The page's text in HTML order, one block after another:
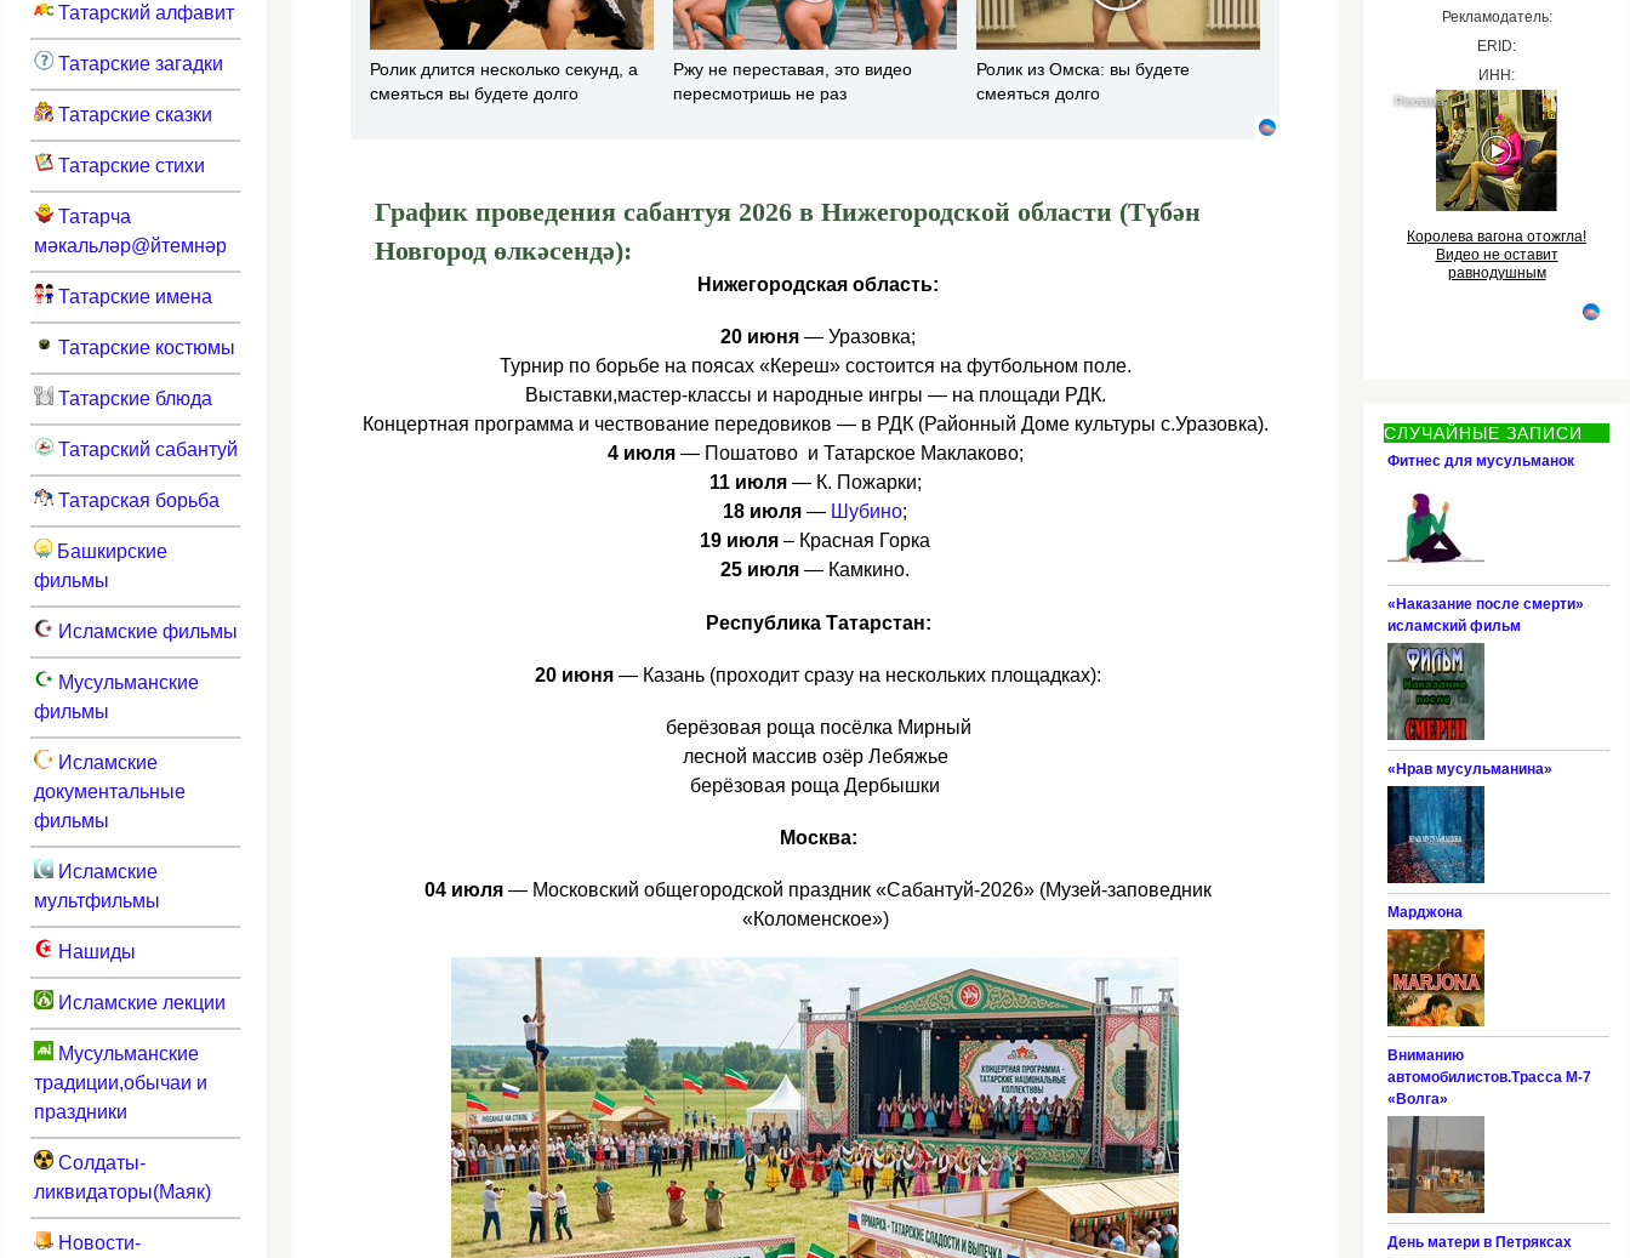
Ролик длится несколько секунд, а
смеяться вы будете долго
Ржу не переставая, это видео
пересмотришь не раз
Ролик из Омска: вы будете
смеяться долго
График проведения сабантуя 2026 в Нижегородской области (Түбән
Новгород өлкәсендә):
Нижегородская область:
20 июня — Уразовка;
Турнир по борьбе на поясах «Кереш» состоится на футбольном поле.
Выставки,мастер-классы и народные ингры — на площади РДК.
Концертная программа и чествование передовиков — в РДК (Районный Доме культуры с.Уразовка).
4 июля— Пошатово и Татарское Маклаково;
11 июля— К. Пожарки;
18 июля — Шубино;
⁠19 июля – Красная Горка
25 июля — Камкино.
Республика Татарстан:
20 июня — Казань (проходит сразу на нескольких площадках):
берёзовая роща посёлка Мирный
лесной массив озёр Лебяжье
берёзовая роща Дербышки
Москва:
04 июля — Московский общегородской праздник «Сабантуй-2026» (Музей-заповедник
«Коломенское»)
Татарский алфавит
Татарские загадки
Татарские сказки
Татарские стихи
Татарча
мәкальләр@йтемнәр
Татарские имена
Татарские костюмы
Татарские блюда
Татарский сабантуй
Татарская борьба
Башкирские
фильмы
Исламские фильмы
Мусульманские
фильмы
Исламские
документальные
фильмы
Исламские
мультфильмы
Нашиды
Исламские лекции
Мусульманские
традиции,обычаи и
праздники
Солдаты-
ликвидаторы(Маяк)
Новости-
Рекламодатель:
ERID:
ИНН:
Королева вагона отожгла!
Видео не оставит
равнодушным
СЛУЧАЙНЫЕ ЗАПИСИ
Фитнес для мусульманок
«Наказание после смерти»
исламский фильм
«Нрав мусульманина»
Марджона
Вниманию
автомобилистов.Трасса М-7
«Волга»
День матери в Петряксах